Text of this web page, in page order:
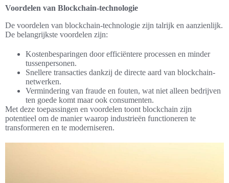
Voordelen van Blockchain-technologie
De voordelen van blockchain-technologie zijn talrijk en aanzienlijk.
De belangrijkste voordelen zijn:
Kostenbesparingen door efficiëntere processen en minder
tussenpersonen.
Snellere transacties dankzij de directe aard van blockchain-
netwerken.
Vermindering van fraude en fouten, wat niet alleen bedrijven
ten goede komt maar ook consumenten.
Met deze toepassingen en voordelen toont blockchain zijn
potentieel om de manier waarop industrieën functioneren te
transformeren en te moderniseren.